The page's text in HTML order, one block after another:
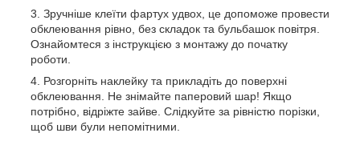
Зручніше клеїти фартух удвох, це допоможе провести
обклеювання рівно, без складок та бульбашок повітря.
Ознайомтеся з інструкцією з монтажу до початку
роботи.
Розгорніть наклейку та прикладіть до поверхні
обклеювання. Не знімайте паперовий шар! Якщо
потрібно, відріжте зайве. Слідкуйте за рівністю порізки,
щоб шви були непомітними.